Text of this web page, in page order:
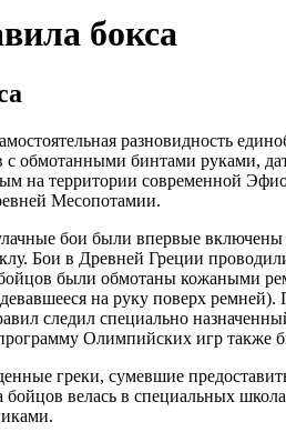
бокса
разновидность
с обмотанными бинтами руками,
на территории современной
Месопотамии.
бои были впервые
Бои в Древней Греции
были обмотаны кожаными
на руку поверх
следил специально
Олимпийских игр
греки, сумевшие
бойцов велась в специальных